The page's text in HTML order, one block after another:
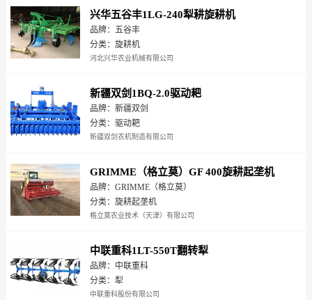
兴华五谷丰1LG-240犁耕旋耕机
品牌：五谷丰
分类：旋耕机
河北兴华农业机械有限公司
新疆双剑1BQ-2.0驱动耙
品牌：新疆双剑
分类：驱动耙
新疆双剑农机制造有限公司
GRIMME（格立莫）GF 400旋耕起垄机
品牌：GRIMME（格立莫）
分类：旋耕起垄机
格立莫农业技术（天津）有限公司
中联重科1LT-550T翻转犁
品牌：中联重科
分类：犁
中联重科股份有限公司